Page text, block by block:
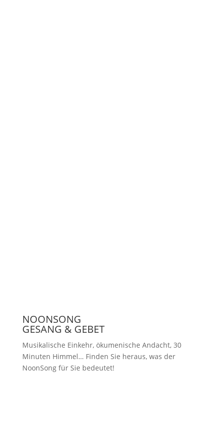
NOONSONG
GESANG & GEBET
Musikalische Einkehr, ökumenische Andacht, 30
Minuten Himmel… Finden Sie heraus, was der
NoonSong für Sie bedeutet!